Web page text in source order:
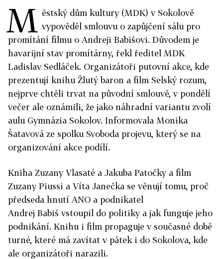
M ěstský dům kultury (MDK) v Sokolově
vypověděl smlouvu o zapůjčení sálu pro
promítání filmu o Andreji Babišovi. Důvodem je
havarijní stav promítárny, řekl ředitel MDK
Ladislav Sedláček. Organizátoři putovní akce, kde
prezentují knihu Žlutý baron a film Selský rozum,
nejprve chtěli trvat na původní smlouvě, v pondělí
večer ale oznámili, že jako náhradní variantu zvolí
aulu Gymnázia Sokolov. Informovala Monika
Šatavová ze spolku Svoboda projevu, který se na
organizování akce podílí.
Kniha Zuzany Vlasaté a Jakuba Patočky a film
Zuzany Piussi a Víta Janečka se věnují tomu, proč
předseda hnutí ANO a podnikatel
Andrej Babiš vstoupil do politiky a jak funguje jeho
podnikání. Knihu i film propaguje v současné době
turné, které má zavítat v pátek i do Sokolova, kde
ale organizátoři narazili.